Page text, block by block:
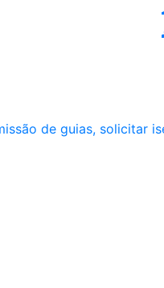
de guias, solicitar